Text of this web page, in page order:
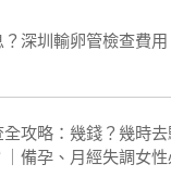
深圳輸卵管檢查費
攻略：幾錢？幾時
備孕、月經失調女性